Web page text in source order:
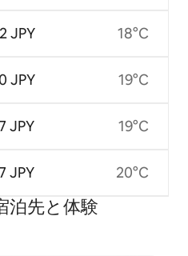
JPY
JPY
JPY
JPY
18°C
19°C
19°C
20°C
泊⁠先と体⁠験